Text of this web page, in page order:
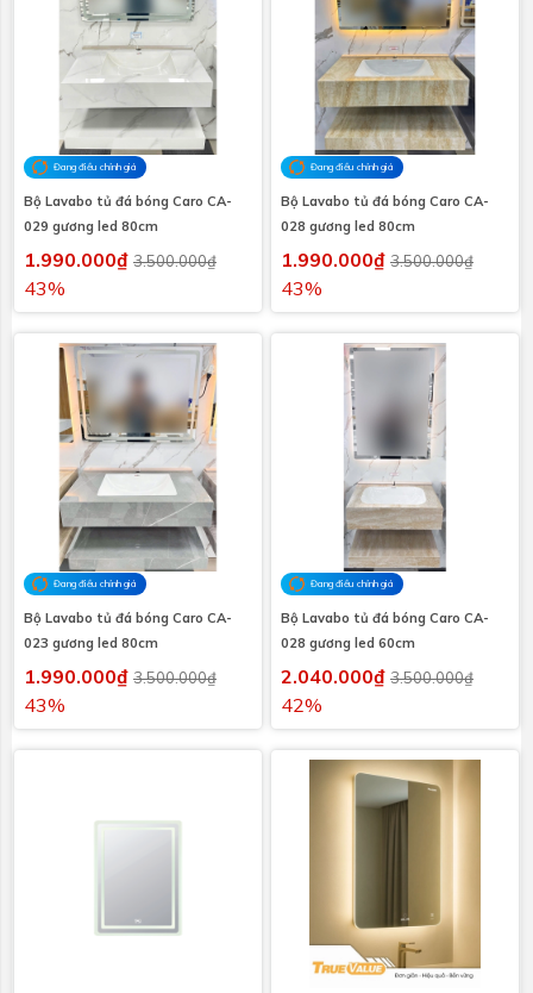
Đang điều chỉnh giá
Bộ Lavabo tủ đá bóng Caro CA-
029 gương led 80cm
1.990.000₫ 3.500.000₫
43%
Đang điều chỉnh giá
Bộ Lavabo tủ đá bóng Caro CA-
028 gương led 80cm
1.990.000₫ 3.500.000₫
43%
Đang điều chỉnh giá
Bộ Lavabo tủ đá bóng Caro CA-
023 gương led 80cm
1.990.000₫ 3.500.000₫
43%
Đang điều chỉnh giá
Bộ Lavabo tủ đá bóng Caro CA-
028 gương led 60cm
2.040.000₫ 3.500.000₫
42%